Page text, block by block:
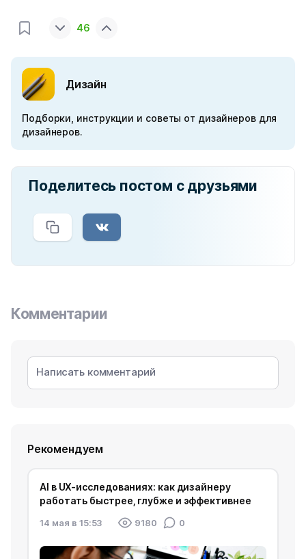
46
Дизайн
Подборки, инструкции и советы от дизайнеров для
дизайнеров.
Поделитесь постом с друзьями
Комментарии
Рекомендуем
AI в UX-исследованиях: как дизайнеру
работать быстрее, глубже и эффективнее
14 мая в 15:53 9180 0